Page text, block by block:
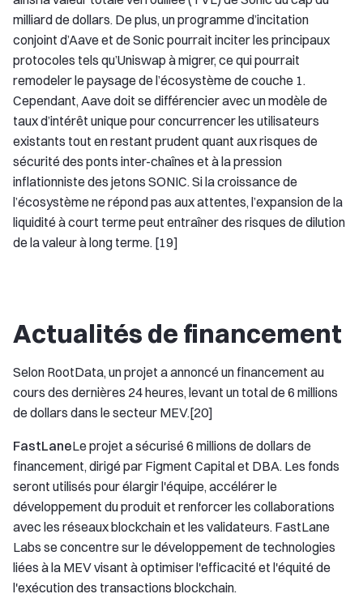
milliard de dollars. De plus, un programme d’incitation
conjoint d’Aave et de Sonic pourrait inciter les principaux
protocoles tels qu’Uniswap à migrer, ce qui pourrait
remodeler le paysage de l’écosystème de couche 1.
Cependant, Aave doit se différencier avec un modèle de
taux d’intérêt unique pour concurrencer les utilisateurs
existants tout en restant prudent quant aux risques de
sécurité des ponts inter-chaînes et à la pression
inflationniste des jetons SONIC. Si la croissance de
l’écosystème ne répond pas aux attentes, l’expansion de la
liquidité à court terme peut entraîner des risques de dilution
de la valeur à long terme. [19]
Actualités de financement
Selon RootData, un projet a annoncé un financement au
cours des dernières 24 heures, levant un total de 6 millions
de dollars dans le secteur MEV.[20]
FastLaneLe projet a sécurisé 6 millions de dollars de
financement, dirigé par Figment Capital et DBA. Les fonds
seront utilisés pour élargir l'équipe, accélérer le
développement du produit et renforcer les collaborations
avec les réseaux blockchain et les validateurs. FastLane
Labs se concentre sur le développement de technologies
liées à la MEV visant à optimiser l'efficacité et l'équité de
l'exécution des transactions blockchain.